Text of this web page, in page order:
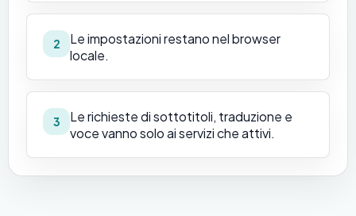
2
Le impostazioni restano nel browser
locale.
3
Le richieste di sottotitoli, traduzione e
voce vanno solo ai servizi che attivi.